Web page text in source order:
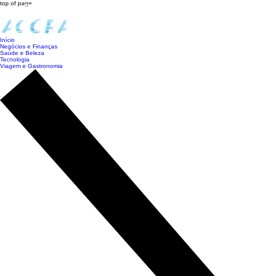
top of page
Início
Negócios e Finanças
Saúde e Beleza
Tecnologia
Viagem e Gastronomia